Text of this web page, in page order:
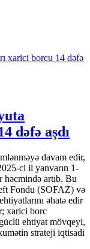
dəfə aşdı
davam edir,
ci il yanvarın 1-
artıb. Bu
Fondu (SOFAZ) və
əhatə edir
xarici borc
ehtiyat mövqeyi,
strateji iqtisadi